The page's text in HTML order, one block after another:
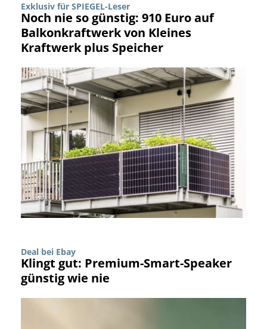
Exklusiv für SPIEGEL-Leser
Noch nie so günstig: 910 Euro auf
Balkonkraftwerk von Kleines
Kraftwerk plus Speicher
Deal bei Ebay
Klingt gut: Premium-Smart-Speaker
günstig wie nie